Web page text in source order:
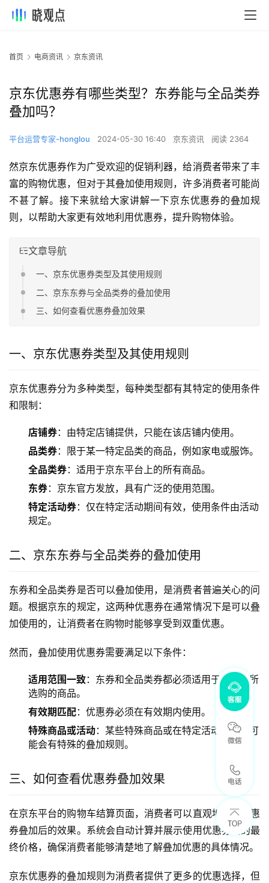
首页 电商资讯 京东资讯
京东优惠券有哪些类型？东券能与全品类券
叠加吗？
平台运营专家-honglou 2024-05-30 16:40 京东资讯 阅读 2364
然京东优惠券作为广受欢迎的促销利器，给消费者带来了丰
富的购物优惠，但对于其叠加使用规则，许多消费者可能尚
不甚了解。接下来就给大家讲解一下京东优惠券的叠加规
则，以帮助大家更有效地利用优惠券，提升购物体验。
文章导航
一、京东优惠券类型及其使用规则
二、京东东券与全品类券的叠加使用
三、如何查看优惠券叠加效果
一、京东优惠券类型及其使用规则
京东优惠券分为多种类型，每种类型都有其特定的使用条件
和限制：
店铺券：由特定店铺提供，只能在该店铺内使用。
品类券：限于某一特定品类的商品，例如家电或服饰。
全品类券：适用于京东平台上的所有商品。
东券：京东官方发放，具有广泛的使用范围。
特定活动券：仅在特定活动期间有效，使用条件由活动
规定。
二、京东东券与全品类券的叠加使用
东券和全品类券是否可以叠加使用，是消费者普遍关心的问
题。根据京东的规定，这两种优惠券在通常情况下是可以叠
加使用的，让消费者在购物时能够享受到双重优惠。
然而，叠加使用优惠券需要满足以下条件：
适用范围一致：东券和全品类券都必须适用于消费者所
选购的商品。
有效期匹配：优惠券必须在有效期内使用。
特殊商品或活动：某些特殊商品或在特定活动期间，可
能会有特殊的叠加规则。
三、如何查看优惠券叠加效果
在京东平台的购物车结算页面，消费者可以直观地看到优惠
券叠加后的效果。系统会自动计算并展示使用优惠券后的最
终价格，确保消费者能够清楚地了解叠加优惠的具体情况。
京东优惠券的叠加规则为消费者提供了更多的优惠选择，但